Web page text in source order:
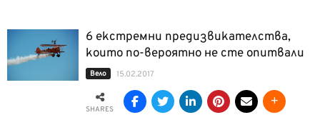
6 екстремни предизвикателства,
които по-вероятно не сте опитвали
Вело 15.02.2017
SHARES